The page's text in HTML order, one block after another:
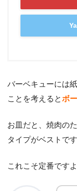
バーベキューには
ことを考えるとボ
お皿だと、焼肉の
タイプがベストです
これこそ定番ですよ